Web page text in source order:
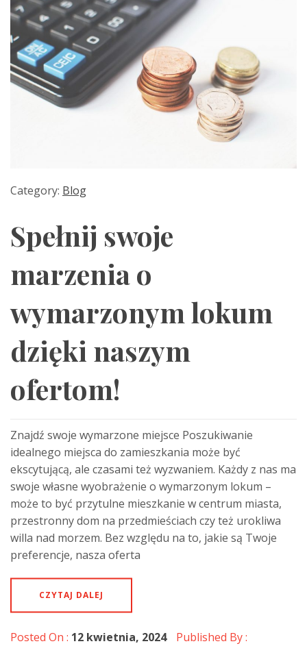
Category: Blog
Spełnij swoje
marzenia o
wymarzonym lokum
dzięki naszym
ofertom!
Znajdź swoje wymarzone miejsce Poszukiwanie
idealnego miejsca do zamieszkania może być
ekscytującą, ale czasami też wyzwaniem. Każdy z nas ma
swoje własne wyobrażenie o wymarzonym lokum –
może to być przytulne mieszkanie w centrum miasta,
przestronny dom na przedmieściach czy też urokliwa
willa nad morzem. Bez względu na to, jakie są Twoje
preferencje, nasza oferta
CZYTAJ DALEJ
Posted On : 12 kwietnia, 2024
Published By :